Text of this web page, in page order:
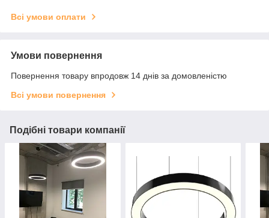
Всі умови оплати
Умови повернення
Повернення товару впродовж 14 днів за домовленістю
Всі умови повернення
Подібні товари компанії